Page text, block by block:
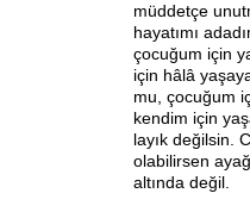
müddetçe
hayatımı
çocuğum için
için hâlâ
mu, çocuğum
kendim için
layık değilsin.
olabilirsen
altında değil.